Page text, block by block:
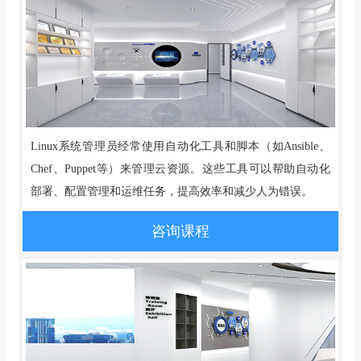
Linux系统管理员经常使用自动化工具和脚本（如Ansible、
Chef、Puppet等）来管理云资源。这些工具可以帮助自动化
部署、配置管理和运维任务，提高效率和减少人为错误。
咨询课程